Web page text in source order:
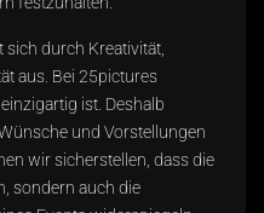
durch Kreativität,
aus. Bei 25pictures
ist. Deshalb
und Vorstellungen
wir sicherstellen, dass die
sondern auch die